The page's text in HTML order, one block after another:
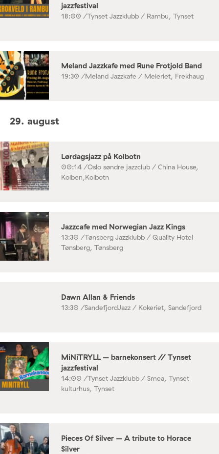
jazzfestival
18:00 /Tynset Jazzklubb / Rambu, Tynset
Meland Jazzkafe med Rune Frotjold Band
19:30 /Meland Jazzkafe / Meieriet, Frekhaug
29. august
Lørdagsjazz på Kolbotn
00:14 /Oslo søndre jazzclub / China House,
Kolben,Kolbotn
Jazzcafe med Norwegian Jazz Kings
13:30 /Tønsberg Jazzklubb / Quality Hotel
Tønsberg, Tønsberg
Dawn Allan & Friends
13:30 /SandefjordJazz / Kokeriet, Sandefjord
MiNiTRYLL – barnekonsert // Tynset
jazzfestival
14:00 /Tynset Jazzklubb / Smea, Tynset
kulturhus, Tynset
Pieces Of Silver – A tribute to Horace
Silver